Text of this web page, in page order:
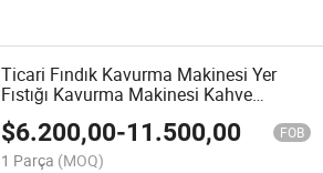
Ticari Fındık Kavurma Makinesi Yer
Fıstığı Kavurma Makinesi Kahve
Çekirdeği Kavurma Makinesi
$6.200,00-11.500,00 FOB
1 Parça (MOQ)